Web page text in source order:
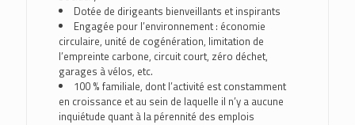
Dotée de dirigeants bienveillants et inspirants
Engagée pour l’environnement : économie
circulaire, unité de cogénération, limitation de
l’empreinte carbone, circuit court, zéro déchet,
garages à vélos, etc.
100 % familiale, dont l’activité est constamment
en croissance et au sein de laquelle il n’y a aucune
inquiétude quant à la pérennité des emplois